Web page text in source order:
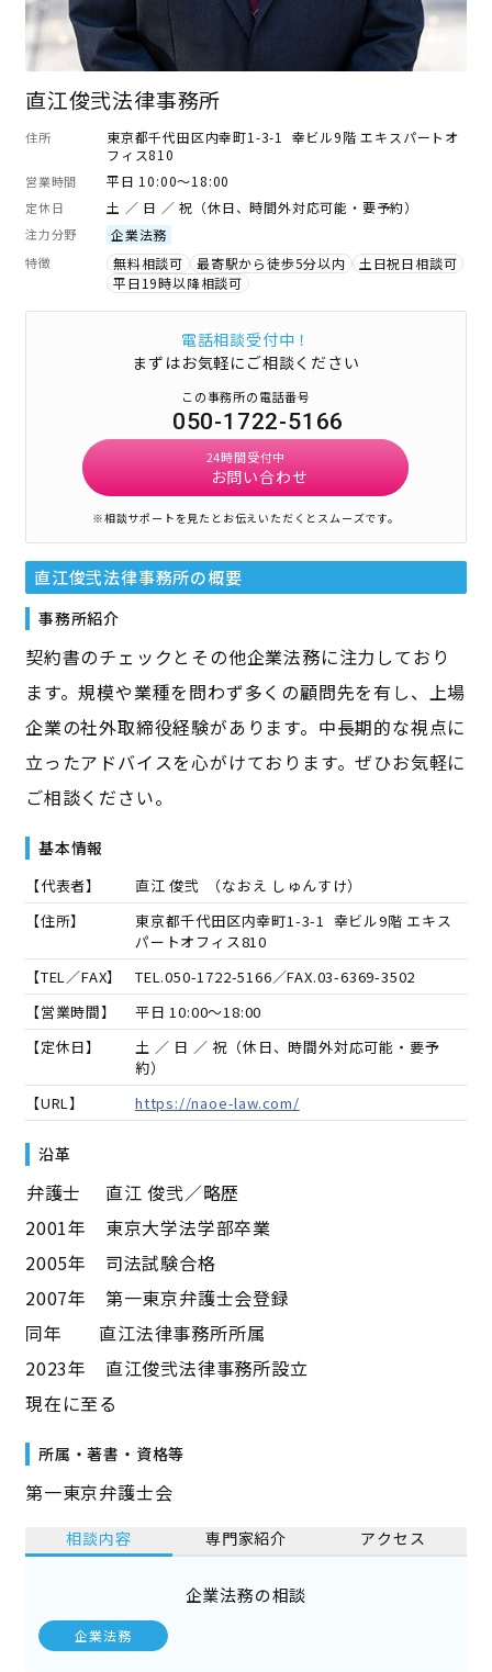
直江俊弐法律事務所
住所
東京都千代田区内幸町1-3-1 幸ビル9階 エキスパートオ
フィス810
営業時間 平日 10:00～18:00
定休日 土 ／ 日 ／ 祝（休日、時間外対応可能・要予約）
注力分野 企業法務
特徴 無料相談可 最寄駅から徒歩5分以内
土日祝日相談可
平日19時以降相談可
電話相談受付中！
まずはお気軽にご相談ください
この事務所の電話番号
050-1722-5166
24時間受付中
お問い合わせ
※相談サポートを見たとお伝えいただくとスムーズです。
直江俊弐法律事務所の概要
事務所紹介
契約書のチェックとその他企業法務に注力しており
ます。規模や業種を問わず多くの顧問先を有し、上場
企業の社外取締役経験があります。中長期的な視点に
立ったアドバイスを心がけております。ぜひお気軽に
ご相談ください。
基本情報
【代表者】 直江 俊弐 （なおえ しゅんすけ）
【住所】
東京都千代田区内幸町1-3-1 幸ビル9階 エキス
パートオフィス810
【TEL／FAX】
TEL.050-1722-5166／FAX.03-6369-3502
【営業時間】
平日 10:00～18:00
【定休日】
土 ／ 日 ／ 祝（休日、時間外対応可能・要予
約）
【URL】
https://naoe-law.com/
沿革
――弁護士 直江 俊弐／略歴――
2001年 東京大学法学部卒業
2005年 司法試験合格
2007年 第一東京弁護士会登録
同年 直江法律事務所所属
2023年 直江俊弐法律事務所設立
現在に至る
所属・著書・資格等
第一東京弁護士会
相談内容 専門家紹介 アクセス
企業法務の相談
企業法務